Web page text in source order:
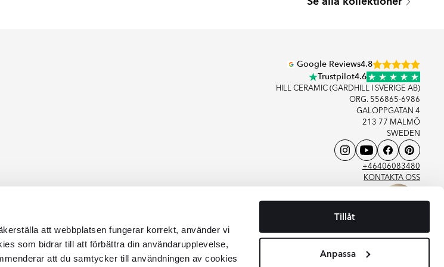
att webbplatsen fungerar korrekt, använder vi
som bidrar till att förbättra din användarupplevelse,
att du samtycker till användningen av cookies
Tillåt
Anpassa
Google Reviews4.8
Trustpilot4.6
HILL CERAMIC (GARDHILL I SVERIGE AB)
ORG. 556865-6986
GALOPPGATAN 4
213 77 MALMÖ
SWEDEN
+46406083480
KONTAKTA OSS